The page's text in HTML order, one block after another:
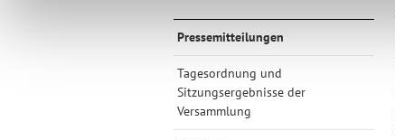
Pressemitteilungen
Tagesordnung und
Sitzungsergebnisse der
Versammlung